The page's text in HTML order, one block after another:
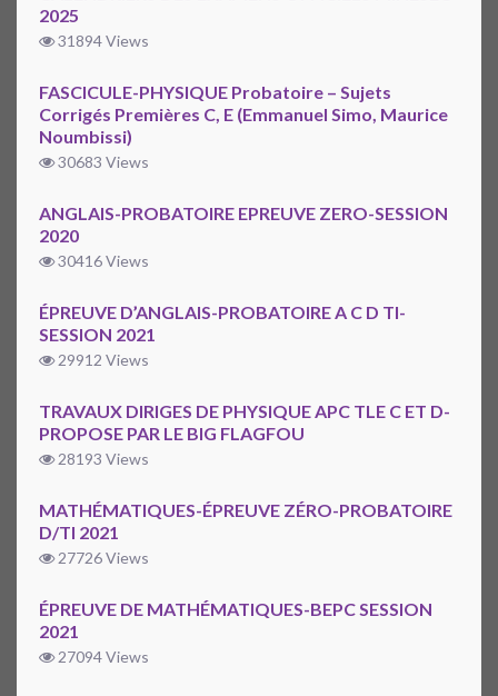
2025
31894 Views
FASCICULE-PHYSIQUE Probatoire – Sujets
Corrigés Premières C, E (Emmanuel Simo, Maurice
Noumbissi)
30683 Views
ANGLAIS-PROBATOIRE EPREUVE ZERO-SESSION
2020
30416 Views
ÉPREUVE D’ANGLAIS-PROBATOIRE A C D TI-
SESSION 2021
29912 Views
TRAVAUX DIRIGES DE PHYSIQUE APC TLE C ET D-
PROPOSE PAR LE BIG FLAGFOU
28193 Views
MATHÉMATIQUES-ÉPREUVE ZÉRO-PROBATOIRE
D/TI 2021
27726 Views
ÉPREUVE DE MATHÉMATIQUES-BEPC SESSION
2021
27094 Views